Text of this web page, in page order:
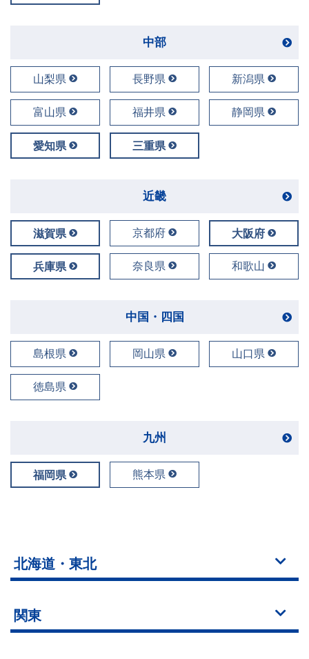
中部
山梨県 長野県 新潟県
富山県 福井県 静岡県
愛知県 三重県
近畿
滋賀県 京都府 大阪府
兵庫県 奈良県 和歌山
中国・四国
島根県 岡山県 山口県
徳島県
九州
福岡県 熊本県
北海道・東北
関東